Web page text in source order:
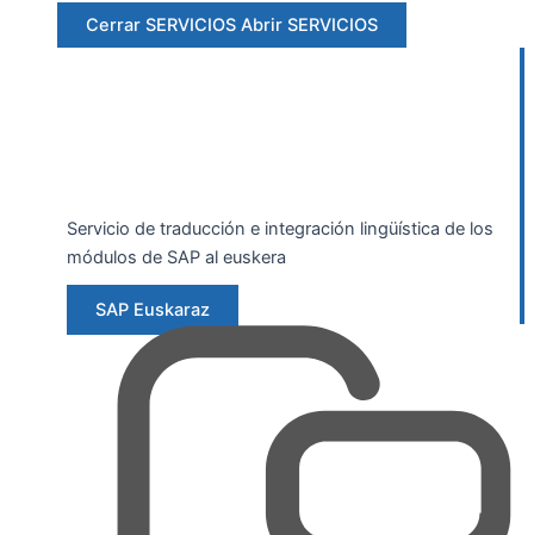
Cerrar SERVICIOS Abrir SERVICIOS
Servicio de traducción e integración lingüística de los
módulos de SAP al euskera
SAP Euskaraz